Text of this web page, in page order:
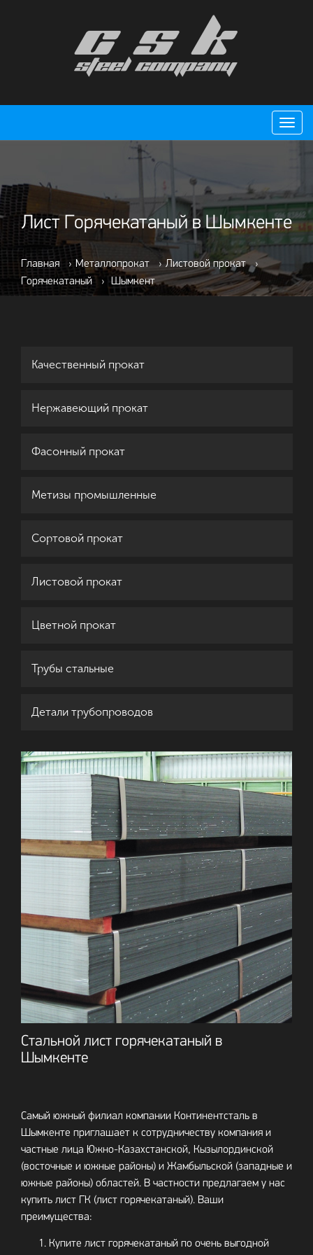
Лист Горячекатаный в Шымкенте
Главная › Металлопрокат › Листовой прокат
›
Горячекатаный
› Шымкент
Качественный прокат
Нержавеющий прокат
Фасонный прокат
Метизы промышленные
Сортовой прокат
Листовой прокат
Цветной прокат
Трубы стальные
Детали трубопроводов
Стальной лист горячекатаный в
Шымкенте
Самый южный филиал компании Континентсталь в
Шымкенте приглашает к сотрудничеству компания и
частные лица Южно-Казахстанской, Кызылординской
(восточные и южные районы) и Жамбыльской (западные и
южные районы) областей. В частности предлагаем у нас
купить лист ГК (лист горячекатаный). Ваши
преимущества:
Купите лист горячекатаный по очень выгодной